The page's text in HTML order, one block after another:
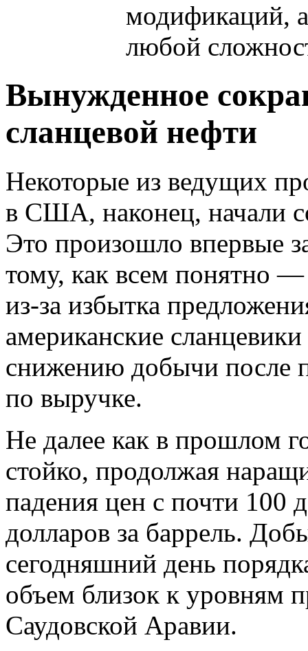
модификаций,
любой
Вынужденное
сланцевой нефти
Некоторые из ведущих
в США, наконец, начали
Это произошло впервые
тому, как всем понятно
из-за избытка
американские
снижению добычи после
по выручке.
Не далее как в прошлом
стойко, продолжая
падения цен с почти 100
долларов за баррель.
сегодняшний день
объем близок к уровням
Саудовской Аравии.